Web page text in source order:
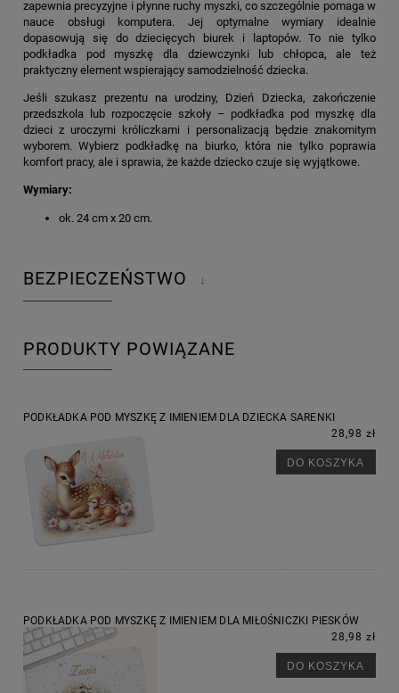
zapewnia precyzyjne i płynne ruchy myszki, co szczególnie pomaga w
nauce obsługi komputera. Jej optymalne wymiary idealnie
dopasowują się do dziecięcych biurek i laptopów. To nie tylko
podkładka pod myszkę dla dziewczynki lub chłopca, ale też
praktyczny element wspierający samodzielność dziecka.
Jeśli szukasz prezentu na urodziny, Dzień Dziecka, zakończenie
przedszkola lub rozpoczęcie szkoły – podkładka pod myszkę dla
dzieci z uroczymi króliczkami i personalizacją będzie znakomitym
wyborem. Wybierz podkładkę na biurko, która nie tylko poprawia
komfort pracy, ale i sprawia, że każde dziecko czuje się wyjątkowe.
Wymiary:
ok. 24 cm x 20 cm.
BEZPIECZEŃSTWO ↓
PRODUKTY POWIĄZANE
PODKŁADKA POD MYSZKĘ Z IMIENIEM DLA DZIECKA SARENKI
28,98 zł
DO KOSZYKA
PODKŁADKA POD MYSZKĘ Z IMIENIEM DLA MIŁOŚNICZKI PIESKÓW
28,98 zł
DO KOSZYKA